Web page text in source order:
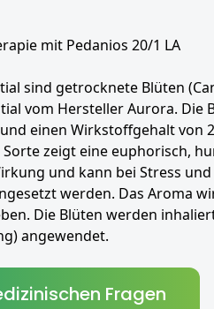
mit Pedanios 20/1 LA
sind getrocknete Blüten
vom Hersteller Aurora. Die
einen Wirkstoffgehalt von
Sorte zeigt eine euphorisch,
und kann bei Stress und
werden. Das Aroma
Die Blüten werden
angewendet.
Fragen